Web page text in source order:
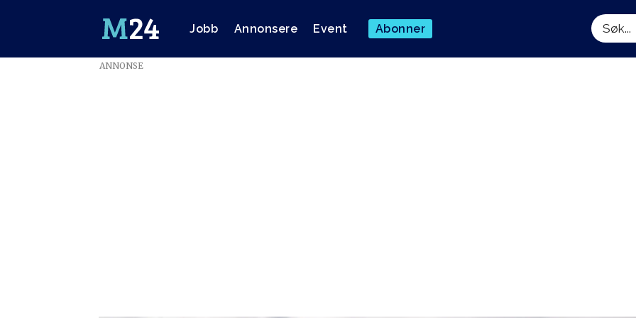
Jobb Annonsere Event Abonner
Søk
ANNONSE